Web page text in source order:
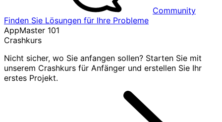
Community
Finden Sie Lösungen für Ihre Probleme
AppMaster 101
Crashkurs
Nicht sicher, wo Sie anfangen sollen? Starten Sie mit
unserem Crashkurs für Anfänger und erstellen Sie Ihr
erstes Projekt.